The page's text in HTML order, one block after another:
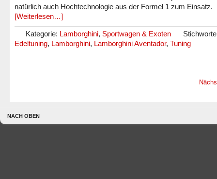
natürlich auch Hochtechnologie aus der Formel 1 zum Einsatz.
[Weiterlesen…]
Kategorie: Lamborghini, Sportwagen & Exoten
Edeltuning, Lamborghini, Lamborghini Aventador, Tuning
NACH OBEN